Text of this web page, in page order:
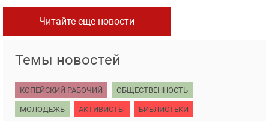
Читайте еще новости
Темы новостей
КОПЕЙСКИЙ РАБОЧИЙ ОБЩЕСТВЕННОСТЬ
МОЛОДЕЖЬ АКТИВИСТЫ БИБЛИОТЕКИ